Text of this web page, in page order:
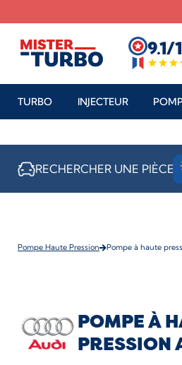
9.1/
TURBO INJECTEUR
RECHERCHER UNE PIÈCE
Pompe Haute Pression Pompe à haute
POMPE À
PRESSION